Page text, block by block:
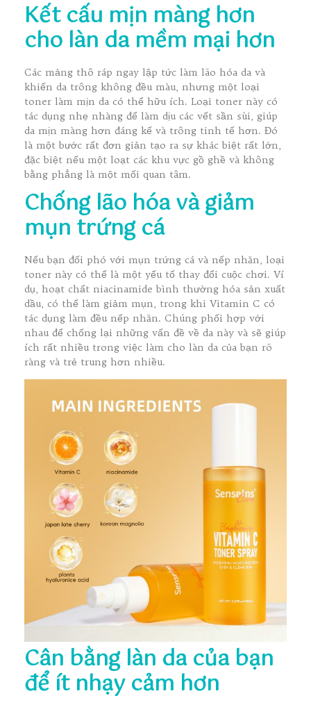
Kết cấu mịn màng hơn
cho làn da mềm mại hơn
Các mảng thô ráp ngay lập tức làm lão hóa da và
khiến da trông không đều màu, nhưng một loại
toner làm mịn da có thể hữu ích. Loại toner này có
tác dụng nhẹ nhàng để làm dịu các vết sần sùi, giúp
da mịn màng hơn đáng kể và trông tinh tế hơn. Đó
là một bước rất đơn giản tạo ra sự khác biệt rất lớn,
đặc biệt nếu một loạt các khu vực gồ ghề và không
bằng phẳng là một mối quan tâm.
Chống lão hóa và giảm
mụn trứng cá
Nếu bạn đối phó với mụn trứng cá và nếp nhăn, loại
toner này có thể là một yếu tố thay đổi cuộc chơi. Ví
dụ, hoạt chất niacinamide bình thường hóa sản xuất
dầu, có thể làm giảm mụn, trong khi Vitamin C có
tác dụng làm đều nếp nhăn. Chúng phối hợp với
nhau để chống lại những vấn đề về da này và sẽ giúp
ích rất nhiều trong việc làm cho làn da của bạn rõ
ràng và trẻ trung hơn nhiều.
Cân bằng làn da của bạn
để ít nhạy cảm hơn